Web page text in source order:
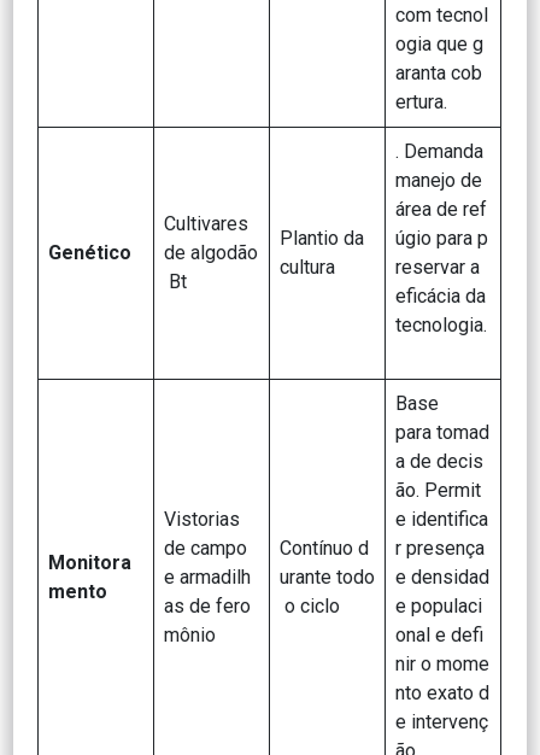
com tecnol
ogia que g
aranta cob
ertura.
Genético
Cultivares
de algodão
Bt
Plantio da
cultura
. Demanda
manejo de
área de ref
úgio para p
reservar a
eficácia da
tecnologia.
Monitora
mento
Vistorias
de campo
e armadilh
as de fero
mônio
Contínuo d
urante todo
o ciclo
Base
para tomad
a de decis
ão. Permit
e identifica
r presença
e densidad
e populaci
onal e defi
nir o mome
nto exato d
e intervenç